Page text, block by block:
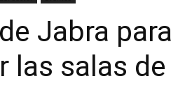
Jabra para
las salas de